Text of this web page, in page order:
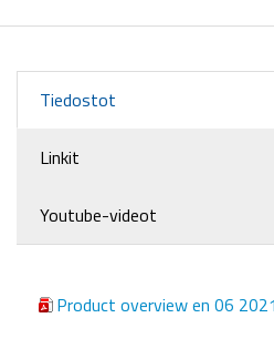
Tiedostot
Linkit
Youtube-videot
Product overview en 06 2021